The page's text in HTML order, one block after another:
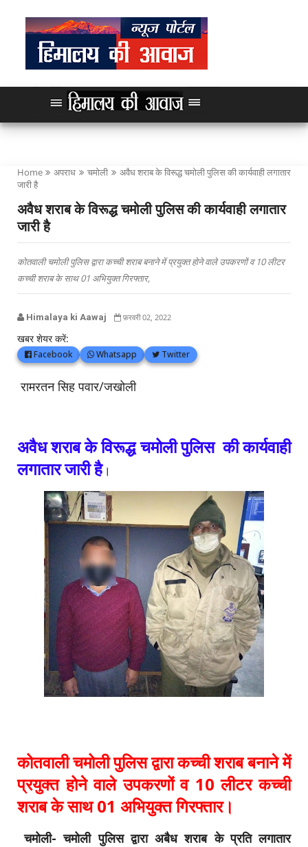
Home अपराध चमोली
अवैध शराब के विरूद्ध चमोली पुलिस की कार्यवाही लगातार
जारी है
अवैध शराब के विरूद्ध चमोली पुलिस की कार्यवाही लगातार
जारी है
कोतवाली चमोली पुलिस द्वारा कच्ची शराब बनाने में प्रयुक्त होने वाले उपकरणों व 10 लीटर
कच्ची शराब के साथ 01 अभियुक्त गिरफ्तार,
Himalaya ki Aawaj फ़रवरी 02, 2022
खबर शेयर करें:
Facebook Whatsapp Twitter
रामरतन सिह पवार/जखोली
अवैध शराब के विरूद्ध चमोली पुलिस की कार्यवाही
लगातार जारी है।
कोतवाली चमोली पुलिस द्वारा कच्ची शराब बनाने में
प्रयुक्त होने वाले उपकरणों व 10 लीटर कच्ची
शराब के साथ 01 अभियुक्त गिरफ्तार।
चमोली- चमोली पुलिस द्वारा अबैध शराब के प्रति लगातार